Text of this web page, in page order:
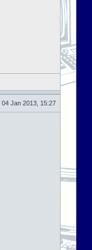
04 Jan 2013, 15:27